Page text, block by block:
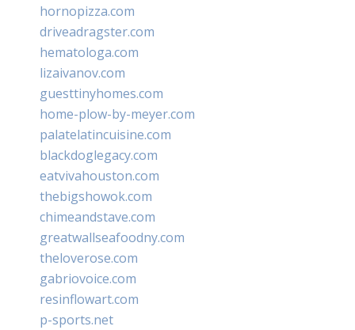
hornopizza.com
driveadragster.com
hematologa.com
lizaivanov.com
guesttinyhomes.com
home-plow-by-meyer.com
palatelatincuisine.com
blackdoglegacy.com
eatvivahouston.com
thebigshowok.com
chimeandstave.com
greatwallseafoodny.com
theloverose.com
gabriovoice.com
resinflowart.com
p-sports.net